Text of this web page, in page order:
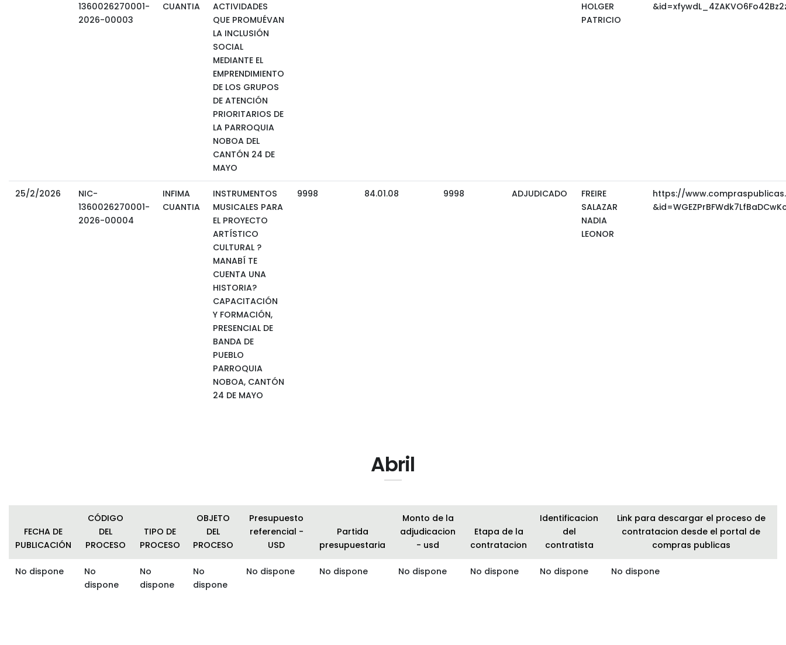
1360026270001-
2026-00003
CUANTIA
ACTIVIDADES
QUE PROMUÉVAN
LA INCLUSIÓN
SOCIAL
MEDIANTE EL
EMPRENDIMIENTO
DE LOS GRUPOS
DE ATENCIÓN
PRIORITARIOS DE
LA PARROQUIA
NOBOA DEL
CANTÓN 24 DE
MAYO
HOLGER
PATRICIO
25/2/2026
NIC-
1360026270001-
2026-00004
INFIMA
CUANTIA
INSTRUMENTOS
MUSICALES PARA
EL PROYECTO
ARTÍSTICO
CULTURAL ?
MANABÍ TE
CUENTA UNA
HISTORIA?
CAPACITACIÓN
Y FORMACIÓN,
PRESENCIAL DE
BANDA DE
PUEBLO
PARROQUIA
NOBOA, CANTÓN
24 DE MAYO
9998 84.01.08 9998 ADJUDICADO
FREIRE
SALAZAR
NADIA
LEONOR
https://
Abril
FECHA DE
PUBLICACIÓN
CÓDIGO
DEL
PROCESO
TIPO DE
PROCESO
OBJETO
DEL
PROCESO
Presupuesto
referencial -
USD
Partida
presupuestaria
Monto de la
adjudicacion
- usd
Etapa de la
contratacion
Identificacion
del
contratista
Link para descargar el proceso de
contratacion desde el portal de
compras publicas
No dispone
No
dispone
No
dispone
No
dispone
No dispone No dispone No dispone No dispone No dispone No dispone